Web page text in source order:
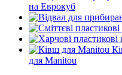
на Еврокуб
для Manitou